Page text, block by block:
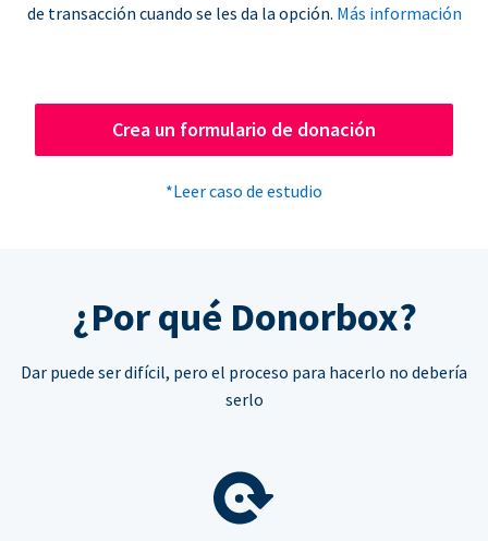
de transacción cuando se les da la opción. Más información
Crea un formulario de donación
*Leer caso de estudio
¿Por qué Donorbox?
Dar puede ser difícil, pero el proceso para hacerlo no debería
serlo